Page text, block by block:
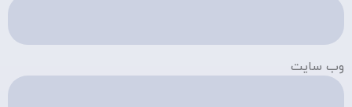
وب‌ سایت